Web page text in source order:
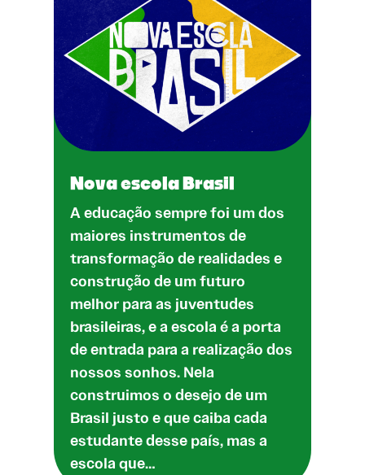
Nova escola Brasil
A educação sempre foi um dos
maiores instrumentos de
transformação de realidades e
construção de um futuro
melhor para as juventudes
brasileiras, e a escola é a porta
de entrada para a realização dos
nossos sonhos. Nela
construimos o desejo de um
Brasil justo e que caiba cada
estudante desse país, mas a
escola que…